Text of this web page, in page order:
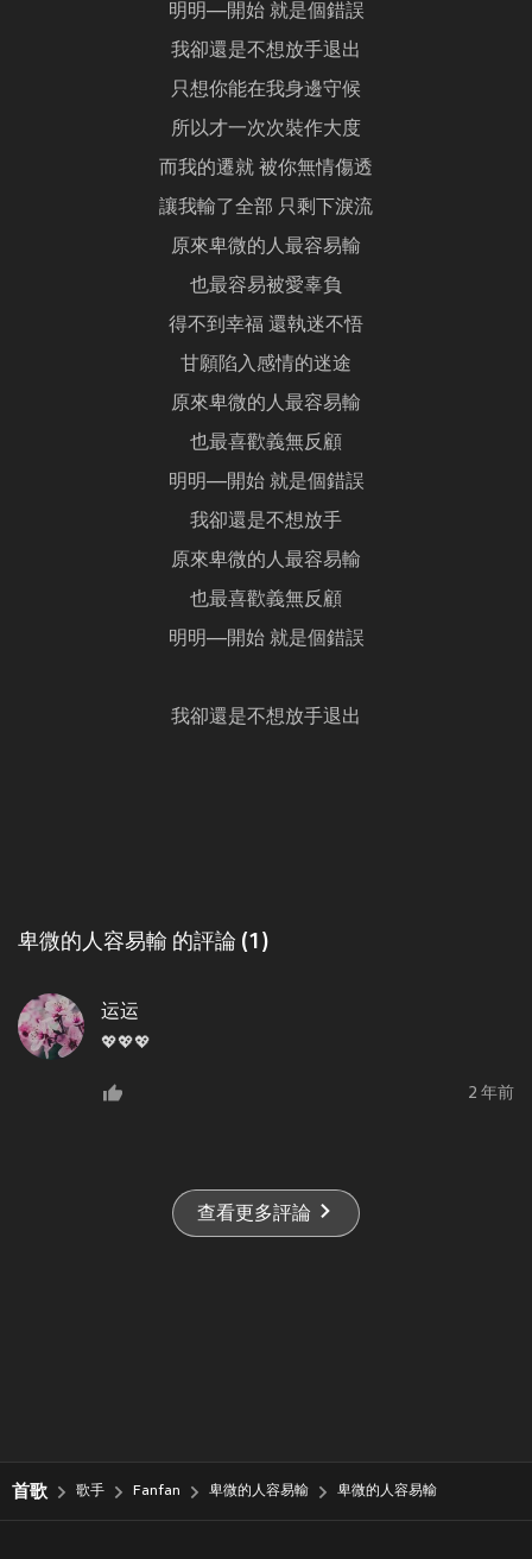
明明—開始 就是個錯誤
我卻還是不想放手退出
只想你能在我身邊守候
所以才一次次裝作大度
而我的遷就 被你無情傷透
讓我輸了全部 只剩下淚流
原來卑微的人最容易輸
也最容易被愛辜負
得不到幸福 還執迷不悟
甘願陷入感情的迷途
原來卑微的人最容易輸
也最喜歡義無反顧
明明—開始 就是個錯誤
我卻還是不想放手
原來卑微的人最容易輸
也最喜歡義無反顧
明明—開始 就是個錯誤
我卻還是不想放手退出
卑微的人容易輸 的評論 (1)
运运
💖💖💖
2 年前
查看更多評論
首歌 歌手 Fanfan 卑微的人容易輸 卑微的人容易輸